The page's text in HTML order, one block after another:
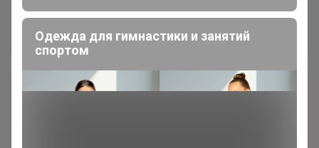
Сбор заказов в данной закупке
Одежда для гимнастики и занятий
спортом